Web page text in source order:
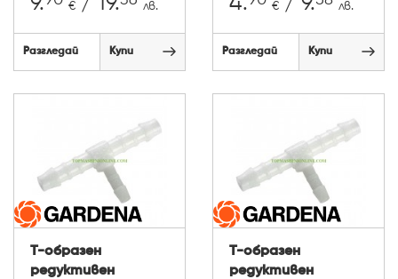
€ лв.
Разгледай Купи
€ лв.
Разгледай Купи
Т-образен
редуктивен
Т-образен
редуктивен